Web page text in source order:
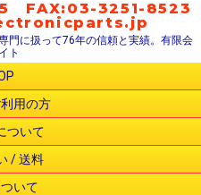
FAX:03-3251-8523
門に扱って76年の信頼と実績。有限会
ト
用の方
ついて
/ 送料
いて